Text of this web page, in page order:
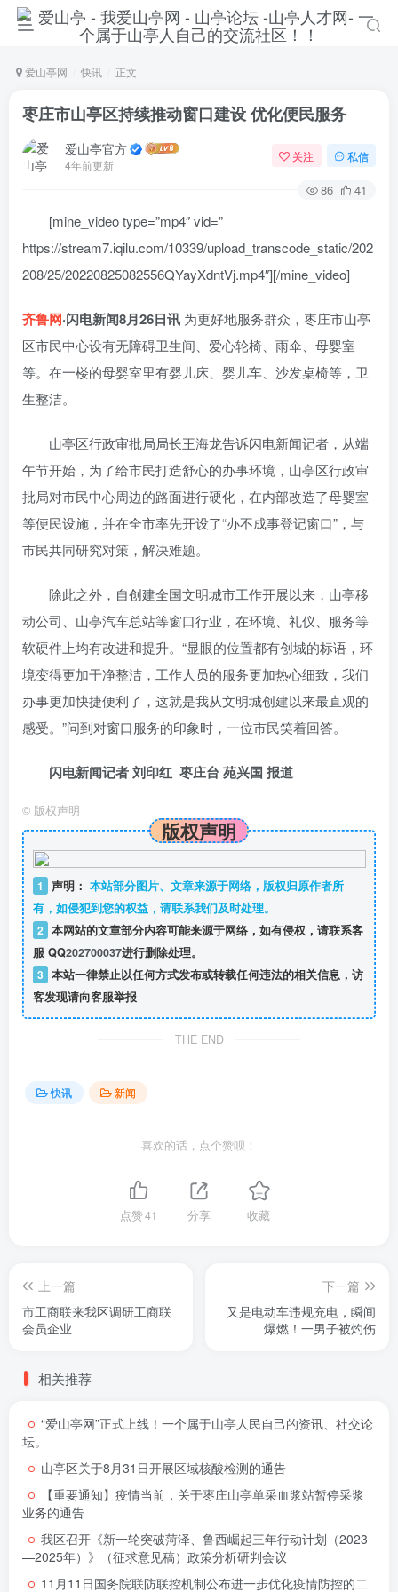
爱山亭网 快讯 正文
枣庄市山亭区持续推动窗口建设 优化便民服务
爱山亭官方
4年前更新
关注 私信
86 41
[mine_video type=”mp4″ vid=”
https://stream7.iqilu.com/10339/upload_transcode_static/202
208/25/20220825082556QYayXdntVj.mp4″][/mine_video]
齐鲁网·闪电新闻8月26日讯 为更好地服务群众，枣庄市山亭
区市民中心设有无障碍卫生间、爱心轮椅、雨伞、母婴室
等。在一楼的母婴室里有婴儿床、婴儿车、沙发桌椅等，卫
生整洁。
山亭区行政审批局局长王海龙告诉闪电新闻记者，从端
午节开始，为了给市民打造舒心的办事环境，山亭区行政审
批局对市民中心周边的路面进行硬化，在内部改造了母婴室
等便民设施，并在全市率先开设了“办不成事登记窗口”，与
市民共同研究对策，解决难题。
除此之外，自创建全国文明城市工作开展以来，山亭移
动公司、山亭汽车总站等窗口行业，在环境、礼仪、服务等
软硬件上均有改进和提升。“显眼的位置都有创城的标语，环
境变得更加干净整洁，工作人员的服务更加热心细致，我们
办事更加快捷便利了，这就是我从文明城创建以来最直观的
感受。”问到对窗口服务的印象时，一位市民笑着回答。
闪电新闻记者 刘印红 枣庄台 苑兴国 报道
© 版权声明
版权声明
1 声明： 本站部分图片、文章来源于网络，版权归原作者所
有，如侵犯到您的权益，请联系我们及时处理。
2 本网站的文章部分内容可能来源于网络，如有侵权，请联系客
服 QQ202700037进行删除处理。
3 本站一律禁止以任何方式发布或转载任何违法的相关信息，访
客发现请向客服举报
THE END
快讯 新闻
喜欢的话，点个赞呗！
点赞41 分享 收藏
上一篇
市工商联来我区调研工商联
会员企业
下一篇
又是电动车违规充电，瞬间
爆燃！一男子被灼伤
相关推荐
“爱山亭网”正式上线！一个属于山亭人民自己的资讯、社交论
坛。
山亭区关于8月31日开展区域核酸检测的通告
【重要通知】疫情当前，关于枣庄山亭单采血浆站暂停采浆
业务的通告
我区召开《新一轮突破菏泽、鲁西崛起三年行动计划（2023
—2025年）》（征求意见稿）政策分析研判会议
11月11日国务院联防联控机制公布进一步优化疫情防控的二